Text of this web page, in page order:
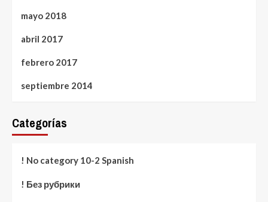
mayo 2018
abril 2017
febrero 2017
septiembre 2014
Categorías
! No category 10-2 Spanish
! Без рубрики